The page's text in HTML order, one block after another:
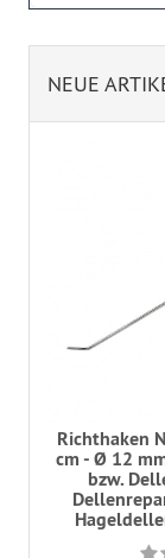
NEUE
Richthaken
cm - Ø 12
bzw.